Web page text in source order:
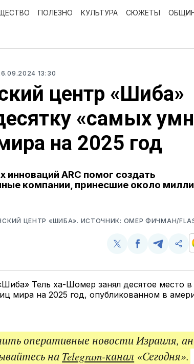
ПОЛЕЗНО КУЛЬТУРА СЮЖЕТЫ
13:30
центр «Шиба»
«самых
на 2025 год
инноваций ARC помог создать
компании, принесшие около
ЦЕНТР «ШИБА». ИСТОЧНИК: ОМЕР ФИЧМАН/
Поделиться
Twitter
Поделиться
FacebookTelegram
Тель ха-Шомер занял десятое место в
мира на 2025 год, опубликованном в
оперативные новости Израиля,
на Telegram-канал «Сегодня».